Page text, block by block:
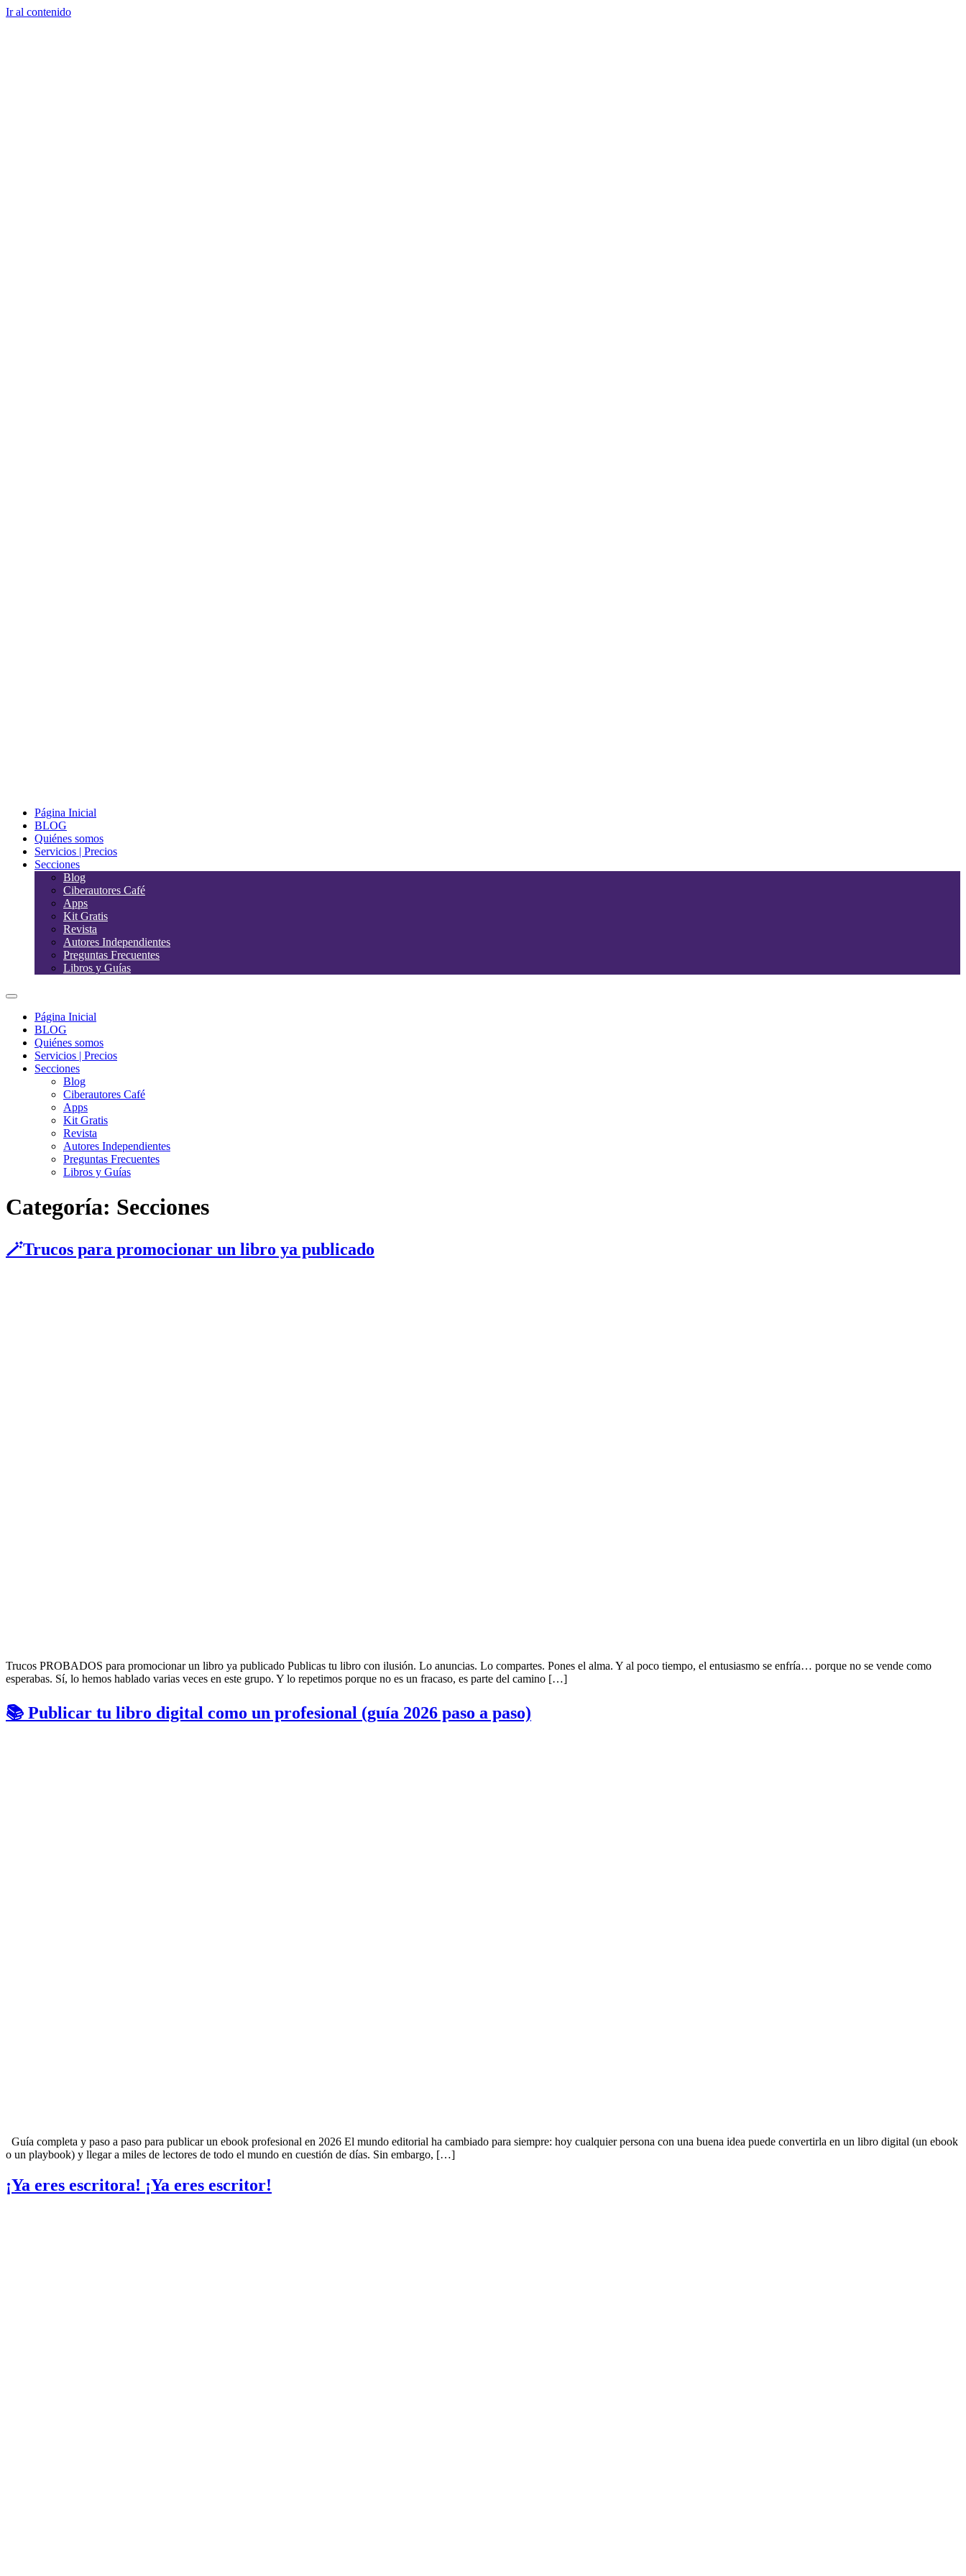
Ir al contenido
Página Inicial
BLOG
Quiénes somos
Servicios | Precios
Secciones
Blog
Ciberautores Café
Apps
Kit Gratis
Revista
Autores Independientes
Preguntas Frecuentes
Libros y Guías
Página Inicial
BLOG
Quiénes somos
Servicios | Precios
Secciones
Blog
Ciberautores Café
Apps
Kit Gratis
Revista
Autores Independientes
Preguntas Frecuentes
Libros y Guías
Categoría: Secciones
🪄Trucos para promocionar un libro ya publicado
Trucos PROBADOS para promocionar un libro ya publicado Publicas tu libro con ilusión. Lo anuncias. Lo compartes. Pones el alma. Y al poco tiempo, el entusiasmo se enfría… porque no se vende como
esperabas. Sí, lo hemos hablado varias veces en este grupo. Y lo repetimos porque no es un fracaso, es parte del camino […]
📚 Publicar tu libro digital como un profesional (guía 2026 paso a paso)
Guía completa y paso a paso para publicar un ebook profesional en 2026 El mundo editorial ha cambiado para siempre: hoy cualquier persona con una buena idea puede convertirla en un libro digital (un ebook
o un playbook) y llegar a miles de lectores de todo el mundo en cuestión de días. Sin embargo, […]
¡Ya eres escritora! ¡Ya eres escritor!